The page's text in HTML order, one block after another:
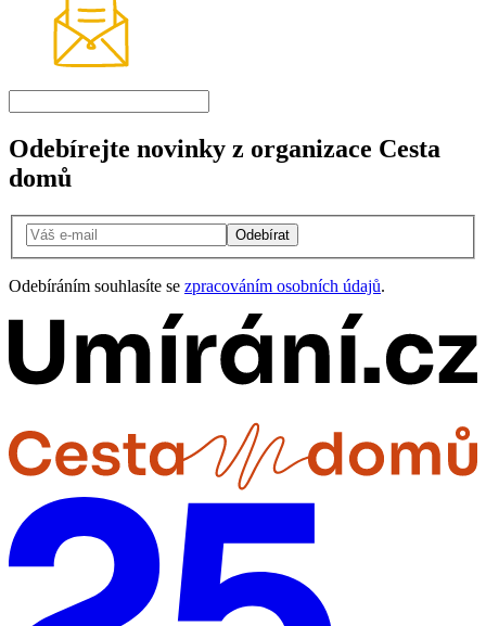
Odebírejte novinky z organizace Cesta
domů
Odebírat
Odebíráním souhlasíte se zpracováním osobních údajů.